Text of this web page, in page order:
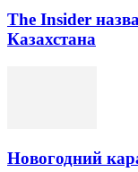
The Insider
Казахстана
Новогодний